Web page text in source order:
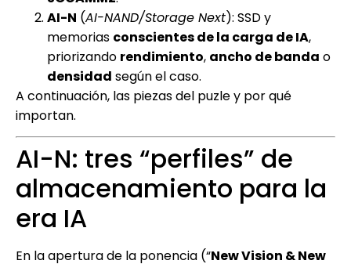
AI-N (AI-NAND/Storage Next): SSD y
memorias conscientes de la carga de IA,
priorizando rendimiento, ancho de banda o
densidad según el caso.
A continuación, las piezas del puzle y por qué
importan.
AI-N: tres “perfiles” de
almacenamiento para la
era IA
En la apertura de la ponencia (“New Vision & New